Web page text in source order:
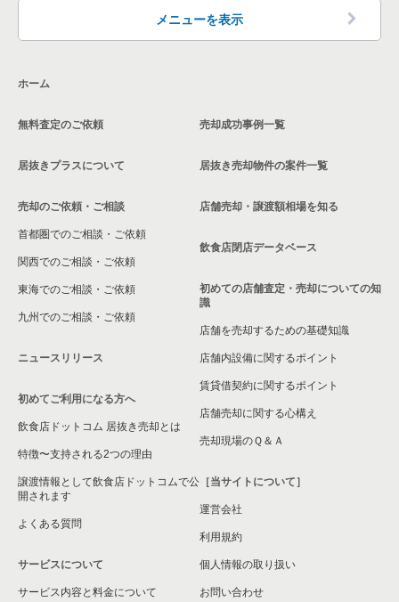
東京23区のテイクアウトの居抜き売却物件の案件一覧
東京23区のカラオケ・パブ・スナックの居抜き売却物件の案件
覧
東京23区の専門料理の居抜き売却物件の案件一覧
東京23区の洋食の居抜き売却物件の案件一覧
東京23区のその他の居抜き売却物件の案件一覧
世田谷区のテイクアウトの居抜き売却物件の案件一覧
世田谷区のカラオケ・パブ・スナックの居抜き売却物件の案件
覧
世田谷区の和食の居抜き売却物件の案件一覧
世田谷区のその他の居抜き売却物件の案件一覧
三軒茶屋駅の和食の居抜き売却物件の案件一覧
世田谷区の20坪以下の飲食店の居抜き売却物件の案件一覧
西太子堂駅の20坪以下の飲食店の居抜き売却物件の案件一覧
東京23区の20坪以下のカフェの居抜き売却物件の案件一覧
メニューを表示
ホーム
無料査定のご依頼
居抜きプラスについて
売却のご依頼・ご相談
首都圏でのご相談・ご依頼
関西でのご相談・ご依頼
東海でのご相談・ご依頼
九州でのご相談・ご依頼
ニュースリリース
初めてご利用になる方へ
飲食店ドットコム 居抜き売却とは
特徴〜支持される2つの理由
譲渡情報として飲食店ドットコムで公
開されます
よくある質問
サービスについて
サービス内容と料金について
売却成功事例一覧
居抜き売却物件の案件一覧
店舗売却・譲渡額相場を知る
飲食店閉店データベース
初めての店舗査定・売却についての知
識
店舗を売却するための基礎知識
店舗内設備に関するポイント
賃貸借契約に関するポイント
店舗売却に関する心構え
売却現場のＱ＆Ａ
［当サイトについて］
運営会社
利用規約
個人情報の取り扱い
お問い合わせ